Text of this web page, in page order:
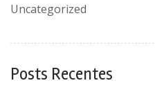
Uncategorized
Posts Recentes